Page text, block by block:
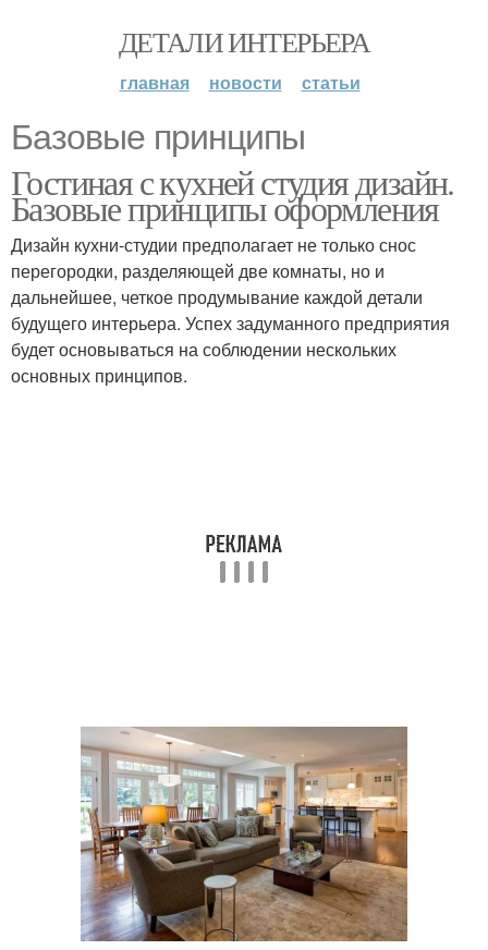
ДЕТАЛИ ИНТЕРЬЕРА
главная новости статьи
Базовые принципы
Гостиная с кухней студия дизайн.
Базовые принципы оформления
Дизайн кухни-студии предполагает не только снос
перегородки, разделяющей две комнаты, но и
дальнейшее, четкое продумывание каждой детали
будущего интерьера. Успех задуманного предприятия
будет основываться на соблюдении нескольких
основных принципов.